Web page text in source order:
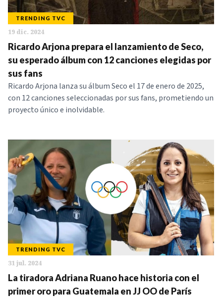
TRENDING TVC
19 dic. 2024
Ricardo Arjona prepara el lanzamiento de Seco,
su esperado álbum con 12 canciones elegidas por
sus fans
Ricardo Arjona lanza su álbum Seco el 17 de enero de 2025,
con 12 canciones seleccionadas por sus fans, prometiendo un
proyecto único e inolvidable.
TRENDING TVC
31 jul. 2024
La tiradora Adriana Ruano hace historia con el
primer oro para Guatemala en JJ OO de París